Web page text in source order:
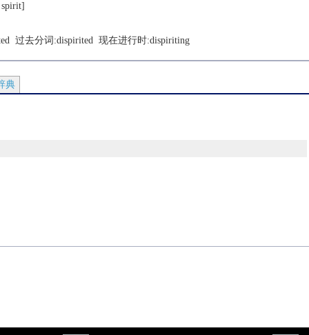
过去分词:dispirited 现在进行时:dispiriting
典